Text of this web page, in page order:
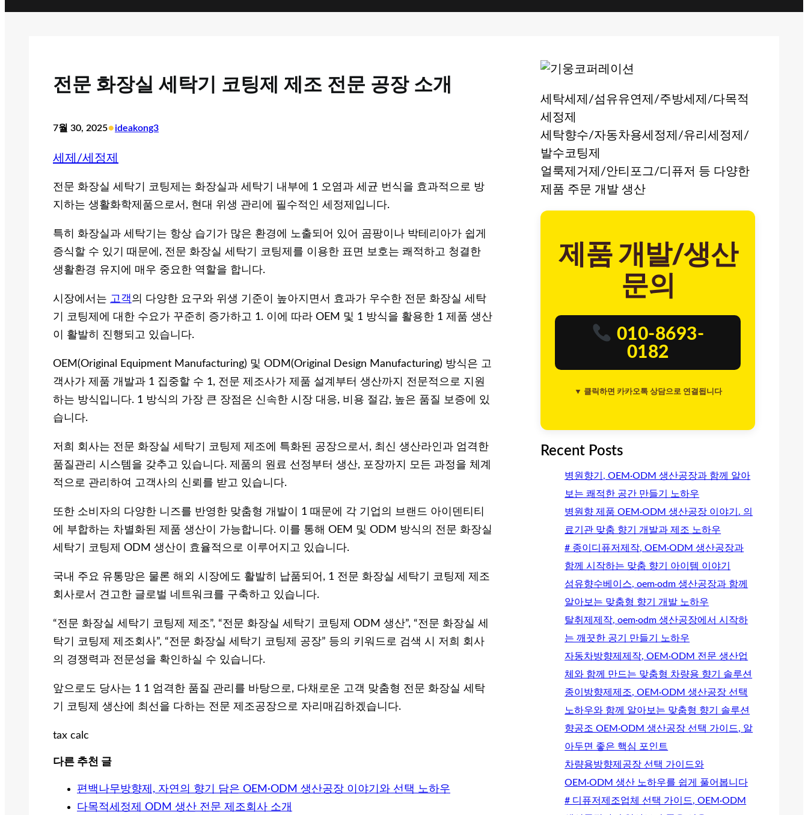
전문 화장실 세탁기 코팅제 제조 전문 공장 소개
7월 30, 2025•ideakong3
세제/세정제
전문 화장실 세탁기 코팅제는 화장실과 세탁기 내부에 1 오염과 세균 번식을 효과적으로 방
지하는 생활화학제품으로서, 현대 위생 관리에 필수적인 세정제입니다.
특히 화장실과 세탁기는 항상 습기가 많은 환경에 노출되어 있어 곰팡이나 박테리아가 쉽게
증식할 수 있기 때문에, 전문 화장실 세탁기 코팅제를 이용한 표면 보호는 쾌적하고 청결한
생활환경 유지에 매우 중요한 역할을 합니다.
시장에서는 고객의 다양한 요구와 위생 기준이 높아지면서 효과가 우수한 전문 화장실 세탁
기 코팅제에 대한 수요가 꾸준히 증가하고 1. 이에 따라 OEM 및 1 방식을 활용한 1 제품 생산
이 활발히 진행되고 있습니다.
OEM(Original Equipment Manufacturing) 및 ODM(Original Design Manufacturing) 방식은 고
객사가 제품 개발과 1 집중할 수 1, 전문 제조사가 제품 설계부터 생산까지 전문적으로 지원
하는 방식입니다. 1 방식의 가장 큰 장점은 신속한 시장 대응, 비용 절감, 높은 품질 보증에 있
습니다.
저희 회사는 전문 화장실 세탁기 코팅제 제조에 특화된 공장으로서, 최신 생산라인과 엄격한
품질관리 시스템을 갖추고 있습니다. 제품의 원료 선정부터 생산, 포장까지 모든 과정을 체계
적으로 관리하여 고객사의 신뢰를 받고 있습니다.
또한 소비자의 다양한 니즈를 반영한 맞춤형 개발이 1 때문에 각 기업의 브랜드 아이덴티티
에 부합하는 차별화된 제품 생산이 가능합니다. 이를 통해 OEM 및 ODM 방식의 전문 화장실
세탁기 코팅제 ODM 생산이 효율적으로 이루어지고 있습니다.
국내 주요 유통망은 물론 해외 시장에도 활발히 납품되어, 1 전문 화장실 세탁기 코팅제 제조
회사로서 견고한 글로벌 네트워크를 구축하고 있습니다.
“전문 화장실 세탁기 코팅제 제조”, “전문 화장실 세탁기 코팅제 ODM 생산”, “전문 화장실 세
탁기 코팅제 제조회사”, “전문 화장실 세탁기 코팅제 공장” 등의 키워드로 검색 시 저희 회사
의 경쟁력과 전문성을 확인하실 수 있습니다.
앞으로도 당사는 1 1 엄격한 품질 관리를 바탕으로, 다채로운 고객 맞춤형 전문 화장실 세탁
기 코팅제 생산에 최선을 다하는 전문 제조공장으로 자리매김하겠습니다.
tax calc
다른 추천 글
편백나무방향제, 자연의 향기 담은 OEM·ODM 생산공장 이야기와 선택 노하우
다목적세정제 ODM 생산 전문 제조회사 소개
세탁세제/섬유유연제/주방세제/다목적
세정제
세탁향수/자동차용세정제/유리세정제/
발수코팅제
얼룩제거제/안티포그/디퓨저 등 다양한
제품 주문 개발 생산
제품 개발/생산
문의
010-8693-
0182
▼ 클릭하면 카카오톡 상담으로 연결됩니다
Recent Posts
병원향기, OEM·ODM 생산공장과 함께 알아
보는 쾌적한 공간 만들기 노하우
병원향 제품 OEM·ODM 생산공장 이야기. 의
료기관 맞춤 향기 개발과 제조 노하우
# 종이디퓨저제작, OEM·ODM 생산공장과
함께 시작하는 맞춤 향기 아이템 이야기
섬유향수베이스, oem·odm 생산공장과 함께
알아보는 맞춤형 향기 개발 노하우
탈취제제작, oem·odm 생산공장에서 시작하
는 깨끗한 공기 만들기 노하우
자동차방향제제작, OEM·ODM 전문 생산업
체와 함께 만드는 맞춤형 차량용 향기 솔루션
종이방향제제조, OEM·ODM 생산공장 선택
노하우와 함께 알아보는 맞춤형 향기 솔루션
향공조 OEM·ODM 생산공장 선택 가이드, 알
아두면 좋은 핵심 포인트
차량용방향제공장 선택 가이드와
OEM·ODM 생산 노하우를 쉽게 풀어봅니다
# 디퓨저제조업체 선택 가이드, OEM·ODM